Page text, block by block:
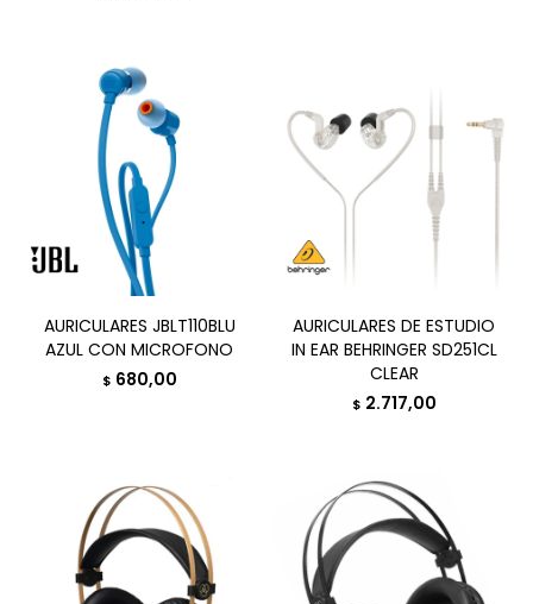
AURICULARES JBLT110BLU
AZUL CON MICROFONO
$ 680,00
AURICULARES DE ESTUDIO
IN EAR BEHRINGER SD251CL
CLEAR
$ 2.717,00